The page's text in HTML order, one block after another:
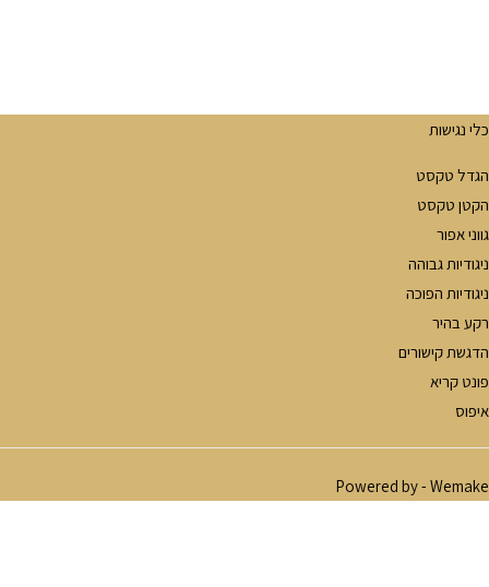
נגישות
טקסט
טקסט
אפור
גבוהה
הפוכה
בהיר
קישורים
קריא
Powered by -